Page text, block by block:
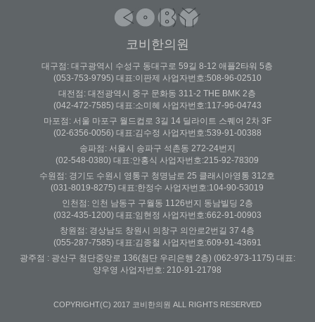
코비한의원
대구점: 대구광역시 수성구 동대구로 59길 8-12 애플2타워 5층
(053-753-9795) 대표:이판제 사업자번호:508-96-02510
대전점: 대전광역시 중구 문화동 311-2 THE BMK 2층
(042-472-7585) 대표:소미혜 사업자번호:117-96-04743
마포점: 서울 마포구 월드컵로 3길 14 딜라이트 스퀘어 2차 3F
(02-6356-0056) 대표:김수정 사업자번호:539-91-00388
송파점: 서울시 송파구 석촌동 272-24번지
(02-548-0380) 대표:안홍식 사업자번호:215-92-78309
수원점: 경기도 수원시 영통구 청명남로 25 클래시아영통 312호
(031-8019-8275) 대표:한정수 사업자번호:104-90-53019
인천점: 인천 남동구 구월동 1126번지 동남빌딩 2층
(032-435-1200) 대표:임현정 사업자번호:662-91-00903
창원점: 경상남도 창원시 의창구 의안로2번길 37 4층
(055-287-7585) 대표:김종철 사업자번호:609-91-43691
광주점 : 광산구 첨단중앙로 136(첨단 우리은행 2층) (062-973-1175) 대표:
양우영 사업자번호: 210-91-21798
COPYRIGHT(C) 2017 코비한의원 ALL RIGHTS RESERVED